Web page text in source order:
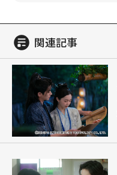
関連記事